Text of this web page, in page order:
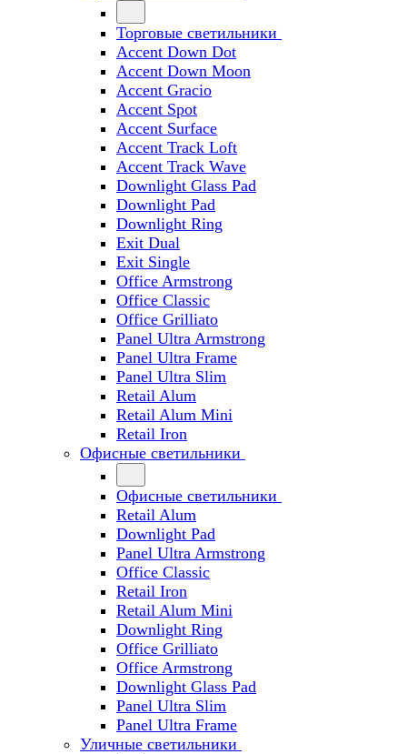
Торговые светильники
Accent Down Dot
Accent Down Moon
Accent Gracio
Accent Spot
Accent Surface
Accent Track Loft
Accent Track Wave
Downlight Glass Pad
Downlight Pad
Downlight Ring
Exit Dual
Exit Single
Office Armstrong
Office Classic
Office Grilliato
Panel Ultra Armstrong
Panel Ultra Frame
Panel Ultra Slim
Retail Alum
Retail Alum Mini
Retail Iron
Офисные светильники
Офисные светильники
Retail Alum
Downlight Pad
Panel Ultra Armstrong
Office Classic
Retail Iron
Retail Alum Mini
Downlight Ring
Office Grilliato
Office Armstrong
Downlight Glass Pad
Panel Ultra Slim
Panel Ultra Frame
Уличные светильники